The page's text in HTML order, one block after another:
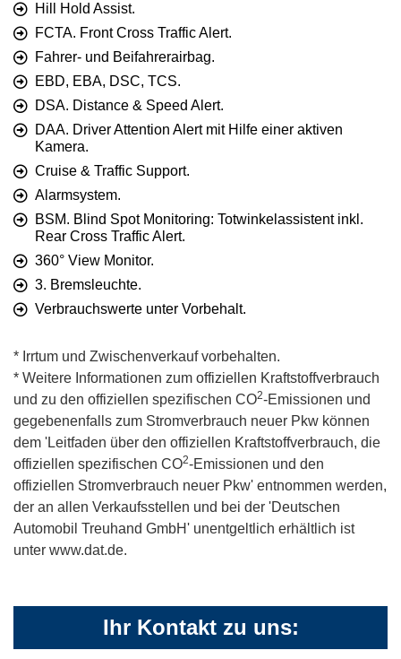
Hill Hold Assist.
FCTA. Front Cross Traffic Alert.
Fahrer- und Beifahrerairbag.
EBD, EBA, DSC, TCS.
DSA. Distance & Speed Alert.
DAA. Driver Attention Alert mit Hilfe einer aktiven
Kamera.
Cruise & Traffic Support.
Alarmsystem.
BSM. Blind Spot Monitoring: Totwinkelassistent inkl.
Rear Cross Traffic Alert.
360° View Monitor.
3. Bremsleuchte.
Verbrauchswerte unter Vorbehalt.
* Irrtum und Zwischenverkauf vorbehalten.
* Weitere Informationen zum offiziellen Kraftstoffverbrauch
und zu den offiziellen spezifischen CO2-Emissionen und
gegebenenfalls zum Stromverbrauch neuer Pkw können
dem 'Leitfaden über den offiziellen Kraftstoffverbrauch, die
offiziellen spezifischen CO2-Emissionen und den
offiziellen Stromverbrauch neuer Pkw' entnommen werden,
der an allen Verkaufsstellen und bei der 'Deutschen
Automobil Treuhand GmbH' unentgeltlich erhältlich ist
unter www.dat.de.
Ihr Kontakt zu uns: